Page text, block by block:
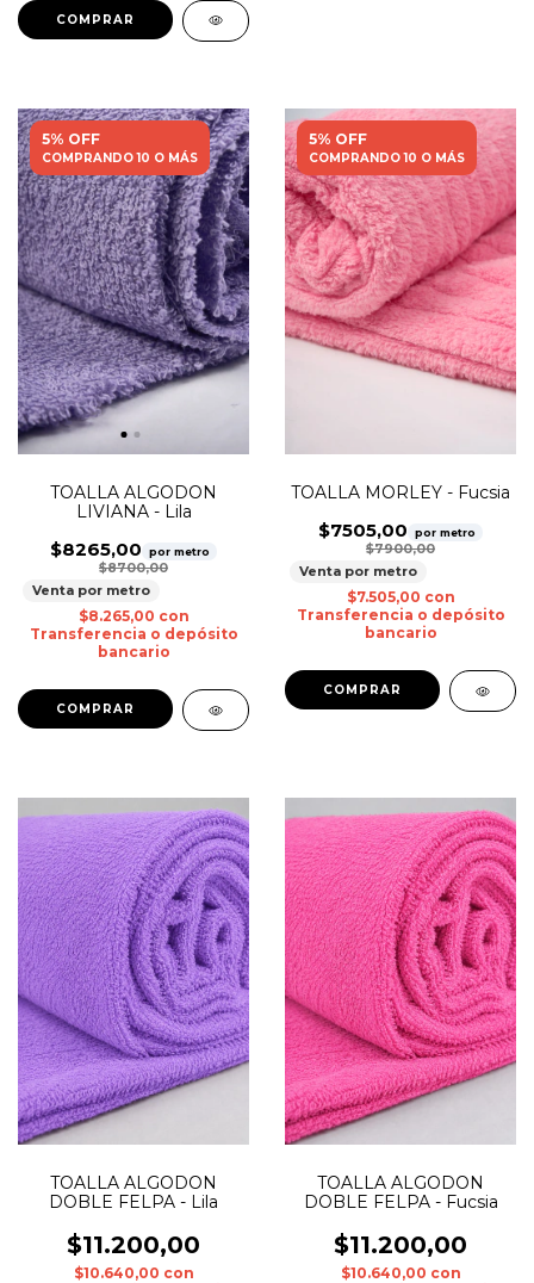
5% OFF
COMPRANDO 10 O MÁS
TOALLA ALGODON
LIVIANA - Lila
$8265,00 por metro
$8700,00
Venta por metro
$8.265,00 con
Transferencia o depósito
bancario
5% OFF
COMPRANDO 10 O MÁS
TOALLA MORLEY - Fucsia
$7505,00 por metro
$7900,00
Venta por metro
$7.505,00 con
Transferencia o depósito
bancario
TOALLA ALGODON
DOBLE FELPA - Lila
$11.200,00
$10.640,00 con
TOALLA ALGODON
DOBLE FELPA - Fucsia
$11.200,00
$10.640,00 con